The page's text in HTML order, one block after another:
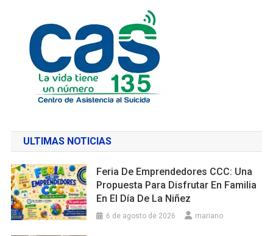
ULTIMAS NOTICIAS
Feria De Emprendedores CCC: Una
Propuesta Para Disfrutar En Familia
En El Día De La Niñez
6 de agosto de 2026 mariano